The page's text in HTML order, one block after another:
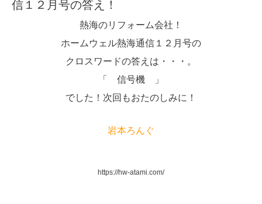
信１２月号の答え！
熱海のリフォーム会社！
ホームウェル熱海通信１２月号の
クロスワードの答えは・・・。
「 信号機 」
でした！次回もおたのしみに！
岩本ろんぐ
https://hw-atami.com/